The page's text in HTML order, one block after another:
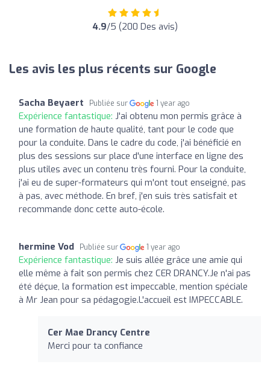
4.9/5 (200 Des avis)
Les avis les plus récents sur Google
Sacha Beyaert Publiée sur 1 year ago
Expérience fantastique: J'ai obtenu mon permis grâce à
une formation de haute qualité, tant pour le code que
pour la conduite. Dans le cadre du code, j'ai bénéficié en
plus des sessions sur place d'une interface en ligne des
plus utiles avec un contenu très fourni. Pour la conduite,
j'ai eu de super-formateurs qui m'ont tout enseigné, pas
à pas, avec méthode. En bref, j'en suis très satisfait et
recommande donc cette auto-école.
hermine Vod Publiée sur 1 year ago
Expérience fantastique: Je suis allée grâce une amie qui
elle même à fait son permis chez CER DRANCY.Je n'ai pas
été déçue, la formation est impeccable, mention spéciale
à Mr Jean pour sa pédagogie.L'accueil est IMPECCABLE.
Cer Mae Drancy Centre
Merci pour ta confiance